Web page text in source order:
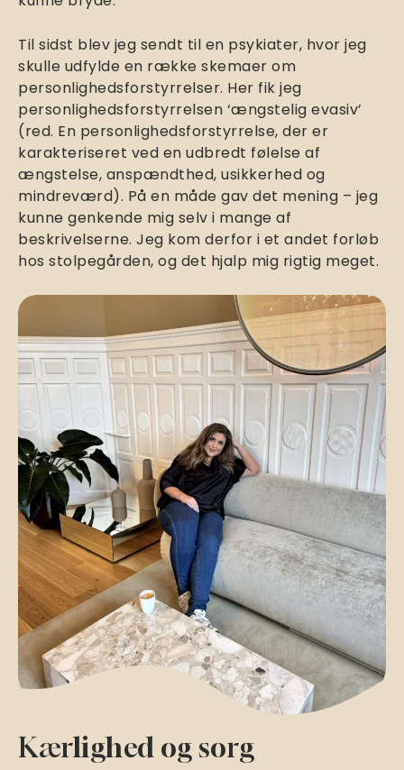
Til sidst blev jeg sendt til en psykiater, hvor jeg
skulle udfylde en række skemaer om
personlighedsforstyrrelser. Her fik jeg
personlighedsforstyrrelsen ‘ængstelig evasiv’
(red. En personlighedsforstyrrelse, der er
karakteriseret ved en udbredt følelse af
ængstelse, anspændthed, usikkerhed og
mindreværd). På en måde gav det mening – jeg
kunne genkende mig selv i mange af
beskrivelserne. Jeg kom derfor i et andet forløb
hos stolpegården, og det hjalp mig rigtig meget.
Kærlighed og sorg